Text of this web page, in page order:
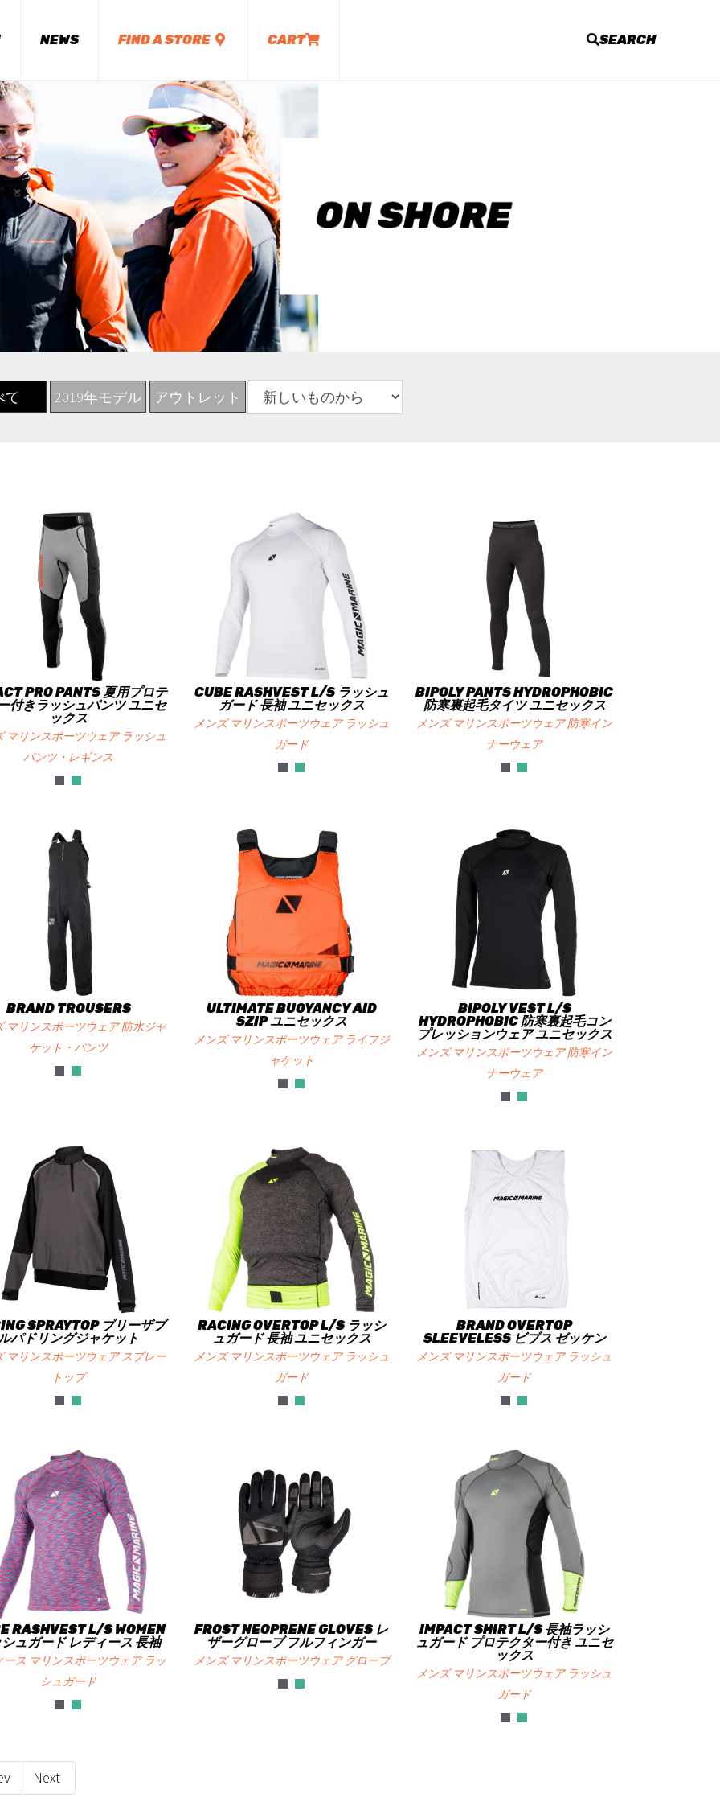
NEWS FIND A STORE CART SEARCH
て 2019年モデル アウトレット
PRO PANTS 夏用プロテ
付きラッシュパンツ ユニセ
ックス
マリンスポーツウェア ラッシュ
パンツ・レギンス
CUBE RASHVEST L/S ラッシュ
ガード 長袖 ユニセックス
メンズ マリンスポーツウェア ラッシュ
ガード
BIPOLY PANTS HYDROPHOBIC
防寒裏起毛タイツ ユニセックス
メンズ マリンスポーツウェア 防寒イン
ナーウェア
BRAND TROUSERS
マリンスポーツウェア 防水ジャ
ケット・パンツ
ULTIMATE BUOYANCY AID
SZIP ユニセックス
メンズ マリンスポーツウェア ライフジ
ャケット
BIPOLY VEST L/S
HYDROPHOBIC 防寒裏起毛コン
プレッションウェア ユニセックス
メンズ マリンスポーツウェア 防寒イン
ナーウェア
SPRAYTOP ブリーザブ
パドリングジャケット
マリンスポーツウェア スプレー
トップ
RACING OVERTOP L/S ラッシ
ュガード 長袖 ユニセックス
メンズ マリンスポーツウェア ラッシュ
ガード
BRAND OVERTOP
SLEEVELESS ビブス ゼッケン
メンズ マリンスポーツウェア ラッシュ
ガード
RASHVEST L/S WOMEN
シュガード レディース 長袖
ース マリンスポーツウェア ラッ
シュガード
FROST NEOPRENE GLOVES レ
ザーグローブ フルフィンガー
メンズ マリンスポーツウェア グローブ
IMPACT SHIRT L/S 長袖ラッシ
ュガード プロテクター付き ユニセ
ックス
メンズ マリンスポーツウェア ラッシュ
ガード
Next